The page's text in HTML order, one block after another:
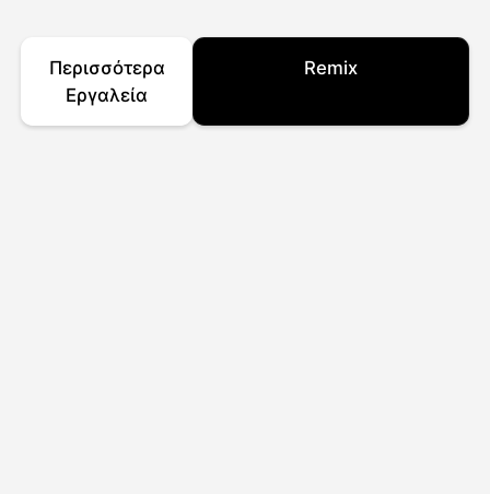
Περισσότερα
Εργαλεία
Remix